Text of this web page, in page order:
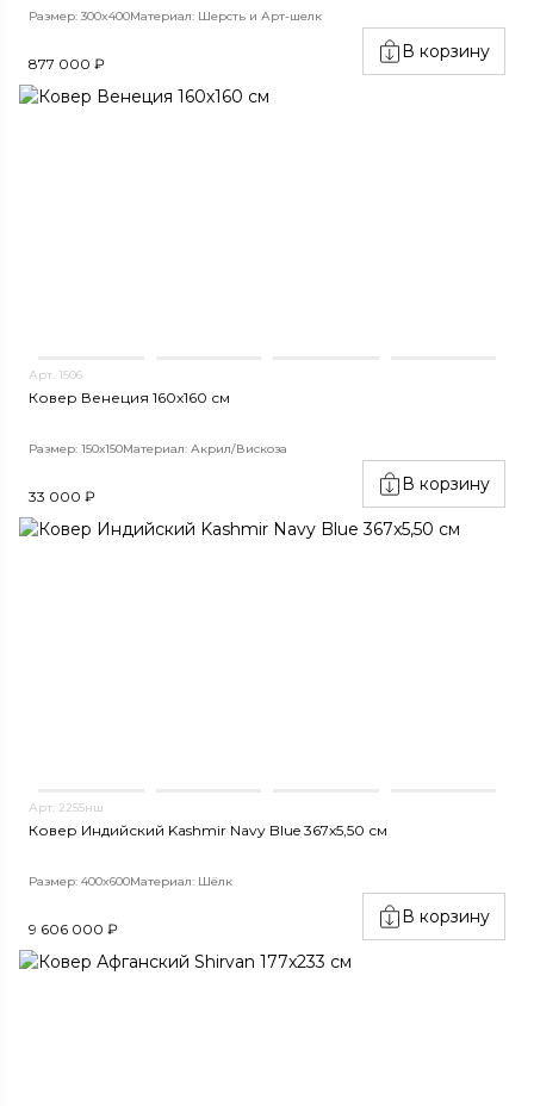
Размер: 300x400Материал: Шерсть и Арт-шелк
877 000 ₽
В корзину
Арт. 1506
Ковер Венеция 160х160 см
Размер: 150х150Материал: Акрил/Вискоза
33 000 ₽
В корзину
Арт. 2255нш
Ковер Индийский Kashmir Navy Blue 367x5,50 см
Размер: 400x600Материал: Шёлк
9 606 000 ₽
В корзину